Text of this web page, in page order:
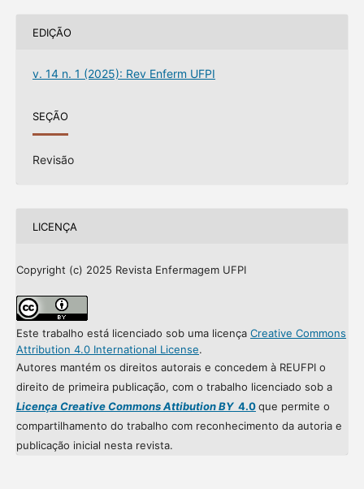
EDIÇÃO
v. 14 n. 1 (2025): Rev Enferm UFPI
SEÇÃO
Revisão
LICENÇA
Copyright (c) 2025 Revista Enfermagem UFPI
Este trabalho está licenciado sob uma licença Creative Commons
Attribution 4.0 International License.
Autores mantém os direitos autorais e concedem à REUFPI o
direito de primeira publicação, com o trabalho licenciado sob a
Licença Creative Commons Attibution BY4.0que permite o
compartilhamento do trabalho com reconhecimento da autoria e
publicação inicial nesta revista.